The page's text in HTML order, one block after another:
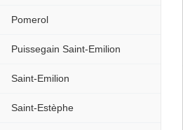
Pomerol
Puissegain Saint-Emilion
Saint-Emilion
Saint-Estèphe